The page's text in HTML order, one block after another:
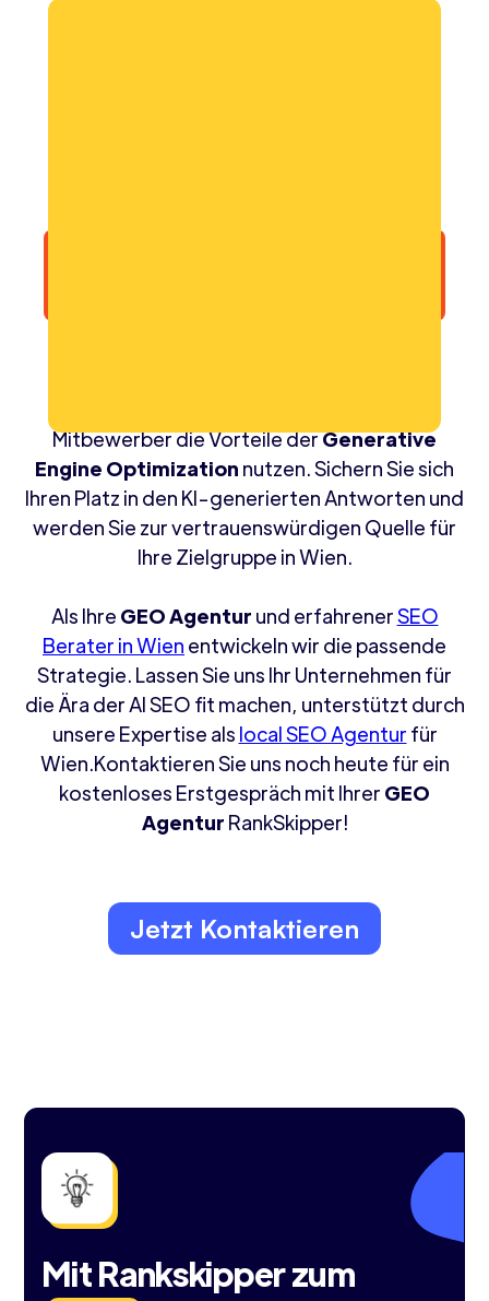
Mitbewerber die Vorteile derGenerative
Engine Optimization nutzen. Sichern Sie sich
Ihren Platz in den KI-generierten Antworten und
werden Sie zur vertrauenswürdigen Quelle für
Ihre Zielgruppe in Wien.
Als Ihre GEO Agentur und erfahrenerSEO
Berater in Wien entwickeln wir die passende
Strategie. Lassen Sie uns Ihr Unternehmen für
die Ära der AI SEO fit machen, unterstützt durch
unsere Expertise als local SEO Agentur für
Wien.Kontaktieren Sie uns noch heute für ein
kostenloses Erstgespräch mit Ihrer GEO
Agentur RankSkipper!
Jetzt Kontaktieren
Mit Rankskipper zum